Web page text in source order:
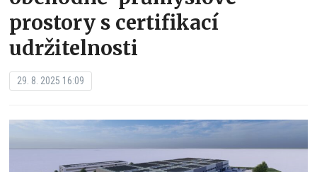
prostory s certifikací
udržitelnosti
29. 8. 2025 16:09